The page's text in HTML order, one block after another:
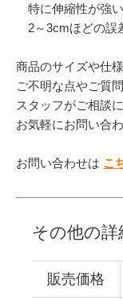
特に伸縮性が強
2～3cmほどの誤
商品のサイズや仕
ご不明な点やご質
スタッフがご相談
お気軽にお問い合
お問い合わせは こ
その他の詳
販売価格